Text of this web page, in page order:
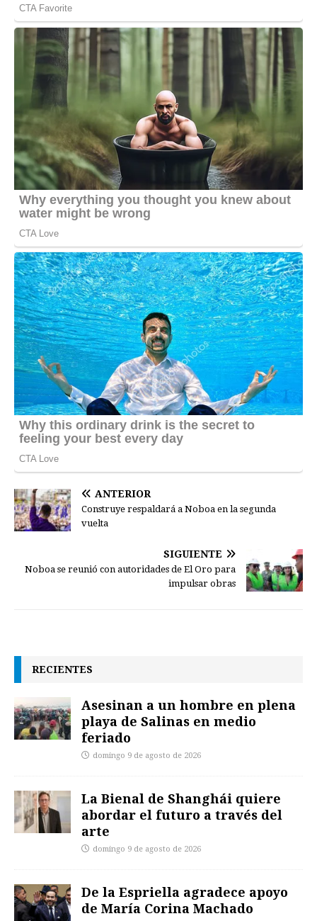
ANTERIOR
Construye respaldará a Noboa en la segunda
vuelta
SIGUIENTE
Noboa se reunió con autoridades de El Oro para
impulsar obras
RECIENTES
Asesinan a un hombre en plena
playa de Salinas en medio
feriado
domingo 9 de agosto de 2026
La Bienal de Shanghái quiere
abordar el futuro a través del
arte
domingo 9 de agosto de 2026
De la Espriella agradece apoyo
de María Corina Machado